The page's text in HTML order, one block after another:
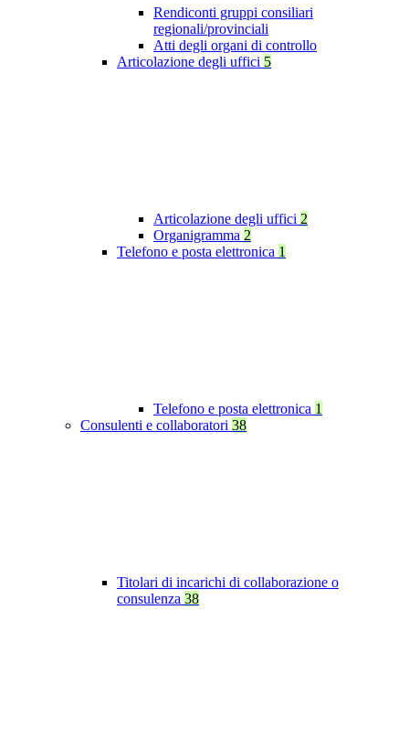
Rendiconti gruppi consiliari
regionali/provinciali
Atti degli organi di controllo
Articolazione degli uffici 5
Articolazione degli uffici 2
Organigramma 2
Telefono e posta elettronica 1
Telefono e posta elettronica 1
Consulenti e collaboratori 38
Titolari di incarichi di collaborazione o
consulenza 38